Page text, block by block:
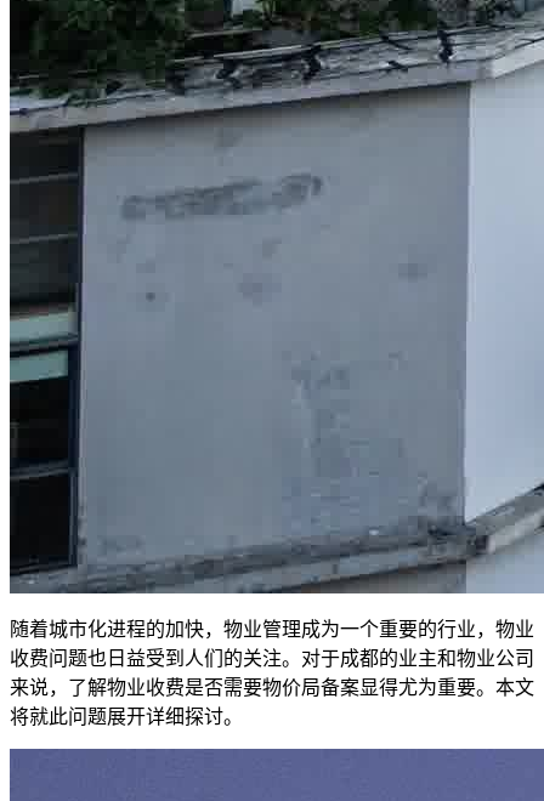
随着城市化进程的加快，物业管理成为一个重要的行业，物业
收费问题也日益受到人们的关注。对于成都的业主和物业公司
来说，了解物业收费是否需要物价局备案显得尤为重要。本文
将就此问题展开详细探讨。